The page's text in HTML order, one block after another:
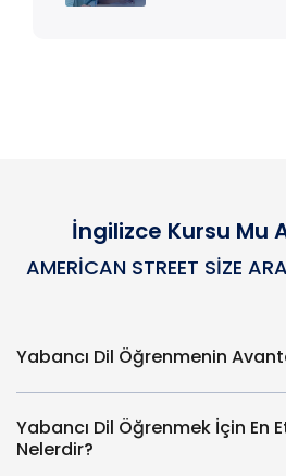
İngilizce Kursu Mu
AMERICAN STREET SIZE
Yabancı Dil Öğrenmenin
Yabancı Dil Öğrenmek İçin En
Nelerdir?